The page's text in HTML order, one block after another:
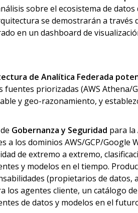
sobre el ecosistema de
se demostrarán a
en un dashboard de
de Analítica Federada
priorizadas (AWS Athena/
y geo-razonamiento, y
Gobernanza y Seguridad para
a los dominios AWS/GCP/
de extremo a extremo,
y modelos en el tiempo.
(propietarios de
los agentes cliente, un catálogo
de datos y modelos en el